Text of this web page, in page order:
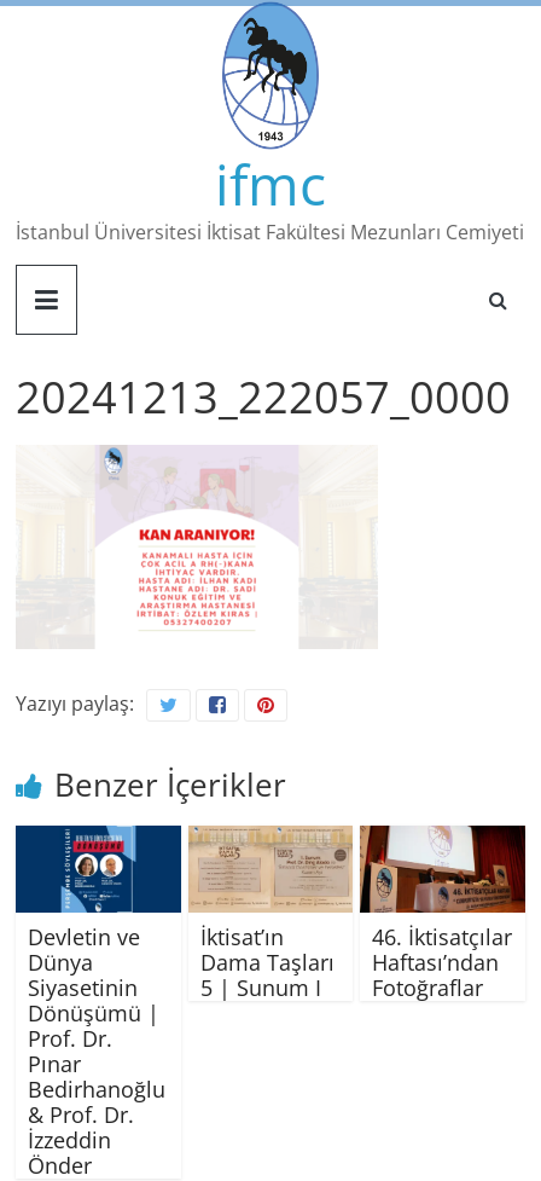
Skip
ifmc
İstanbul Üniversitesi İktisat Fakültesi Mezunları Cemiyeti
20241213_222057_0000
Yazıyı paylaş:
Benzer İçerikler
Devletin ve
Dünya
Siyasetinin
Dönüşümü |
Prof. Dr.
Pınar
Bedirhanoğlu
& Prof. Dr.
İzzeddin
Önder
İktisat’ın
Dama Taşları
5 | Sunum I
46. İktisatçılar
Haftası’ndan
Fotoğraflar